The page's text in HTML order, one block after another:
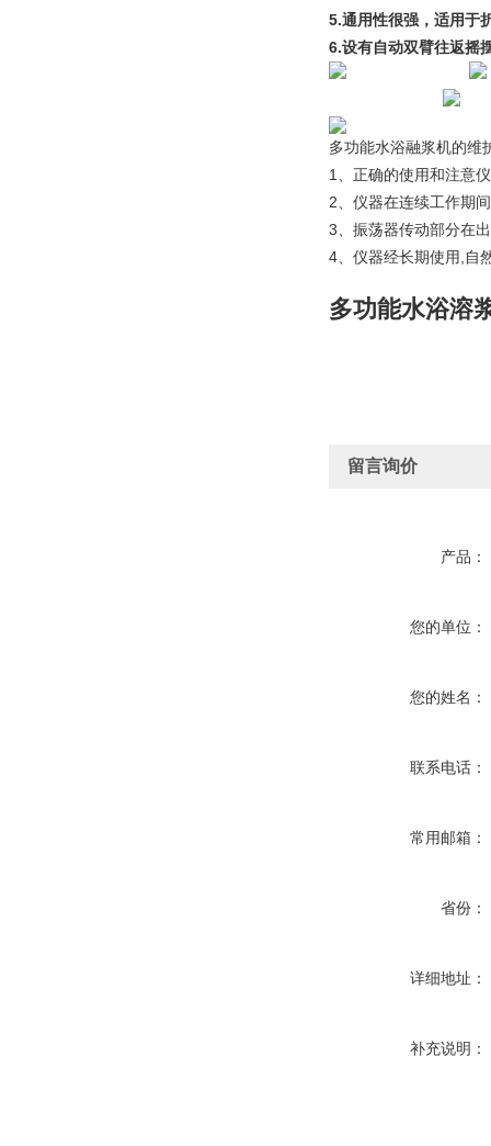
5.通用性很强，适用于
6.设有自动双臂往返摇
多功能水浴融浆机的维
1、正确的使用和注意
2、仪器在连续工作期
3、振荡器传动部分在
4、仪器经长期使用,自
多功能水浴溶
留言询价
产品：
您的单位：
您的姓名：
联系电话：
常用邮箱：
省份：
详细地址：
补充说明：